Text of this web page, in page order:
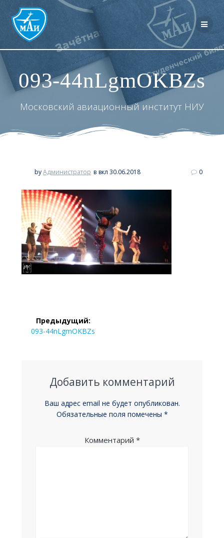
Перейти
контенту
093-44nLgmOKBZs
Московский авиационный институт НИУ
byАдминистратор в вкл 30.06.2018 0
Навигация
Предыдущий:
Предыдущая
093-44nLgmOKBZs
Добавить комментарий
Ваш адрес email не будет опубликован.
Обязательные поля помечены *
Комментарий *